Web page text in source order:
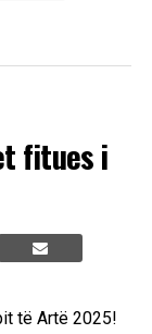
fitues i